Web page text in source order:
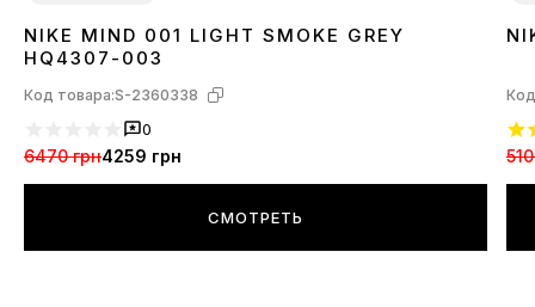
3637 38 39 40 41 42 434445
NIKE MIND 001 LIGHT SMOKE GREY
HQ4307-003
Код товара:S-2360338
0
6470 грн4259 грн
СМОТРЕТЬ